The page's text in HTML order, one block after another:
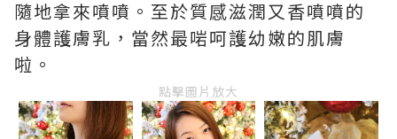
隨地拿來噴噴。至於質感滋潤又香噴噴的
身體護膚乳，當然最啱呵護幼嫩的肌膚
啦。
點擊圖片放大